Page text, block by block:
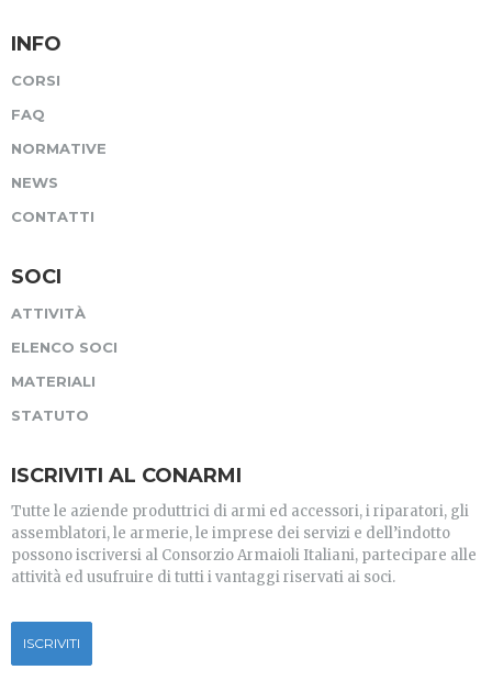
INFO
CORSI
FAQ
NORMATIVE
NEWS
CONTATTI
SOCI
ATTIVITÀ
ELENCO SOCI
MATERIALI
STATUTO
ISCRIVITI AL CONARMI
Tutte le aziende produttrici di armi ed accessori, i riparatori, gli
assemblatori, le armerie, le imprese dei servizi e dell’indotto
possono iscriversi al Consorzio Armaioli Italiani, partecipare alle
attività ed usufruire di tutti i vantaggi riservati ai soci.
ISCRIVITI